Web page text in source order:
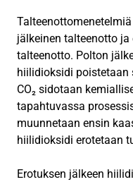
jälkeinen talteenotto
talteenotto. Polton
hiilidioksidi poistetaan
CO₂ sidotaan
tapahtuvassa
muunnetaan ensin
hiilidioksidi erotetaan
Erotuksen jälkeen